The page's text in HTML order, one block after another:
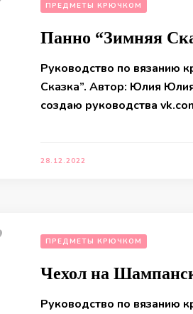
ПРЕДМЕТЫ КРЮЧКОМ
Панно “Зимняя
Руководство по вязанию
Сказка”. Автор: Юлия
создаю руководства
28.12.2022
ПРЕДМЕТЫ КРЮЧКОМ
Чехол на
Руководство по вязанию